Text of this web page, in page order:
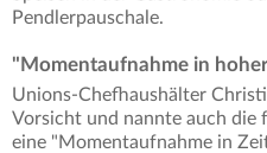
Pendlerpauschale.
"Momentaufnahme in
Unions-Chefhaushälter
Vorsicht und nannte auch die
eine "Momentaufnahme in